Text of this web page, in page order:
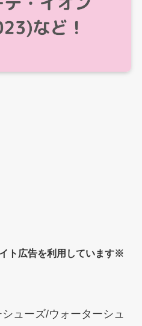
ト広告を利用しています※
ューズ/ウォーターシュ